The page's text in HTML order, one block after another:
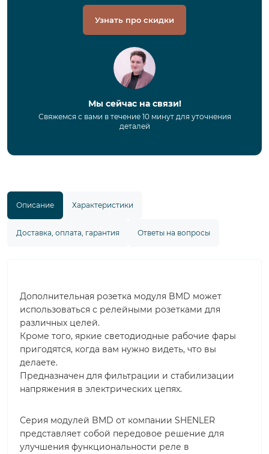
Узнать про скидки
Мы сейчас на связи!
Свяжемся с вами в течение 10 минут для уточнения
деталей
Описание Характеристики
Доставка, оплата, гарантия Ответы на вопросы
Дополнительная розетка модуля BMD может
использоваться с релейными розетками для
различных целей.
Кроме того, яркие светодиодные рабочие фары
пригодятся, когда вам нужно видеть, что вы
делаете.
Предназначен для фильтрации и стабилизации
напряжения в электрических цепях.
Серия модулей BMD от компании SHENLER
представляет собой передовое решение для
улучшения функциональности реле в